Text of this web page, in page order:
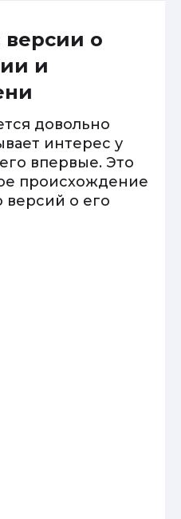
о
и
довольно
интерес у
впервые. Это
происхождение
версий о его